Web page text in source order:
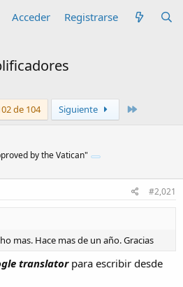
Acceder Registrarse
de 104 Siguiente
by the Vatican"
#2,021
mas. Hace mas de un año. Gracias
translator para escribir desde